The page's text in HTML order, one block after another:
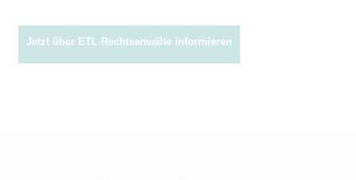
Jetzt über ETL-Rechtsanwälte informieren